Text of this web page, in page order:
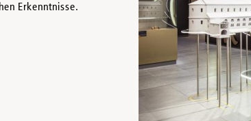
Erkenntnisse.